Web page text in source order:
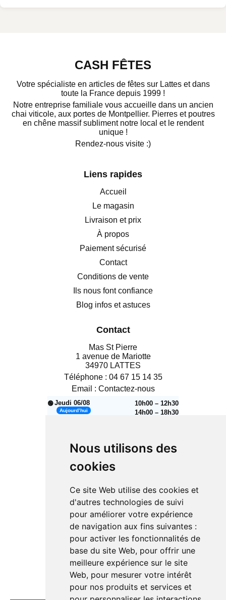
Nous utilisons des
cookies
Ce site Web utilise des cookies et
d'autres technologies de suivi
pour améliorer votre expérience
de navigation aux fins suivantes :
pour activer les fonctionnalités de
base du site Web, pour offrir une
meilleure expérience sur le site
Web, pour mesurer votre intérêt
pour nos produits et services et
CASH FÊTES
Votre spécialiste en articles de fêtes sur Lattes et dans
toute la France depuis 1999 !
Notre entreprise familiale vous accueille dans un ancien
chai viticole, aux portes de Montpellier. Pierres et poutres
en chêne massif subliment notre local et le rendent
unique !
Rendez-nous visite :)
Liens rapides
Accueil
Le magasin
Livraison et prix
À propos
Paiement sécurisé
Contact
Conditions de vente
Ils nous font confiance
Blog infos et astuces
Contact
Mas St Pierre
1 avenue de Mariotte
34970 LATTES
Téléphone : 04 67 15 14 35
Email : Contactez-nous
🟢Jeudi 06/08
Aujourd’hui
10h00 – 12h30
14h00 – 18h30
Samedi 08/08
10h00 – 12h30
Lundi 10/08 14h00 – 18h30
10h00 – 12h30
14h00 – 18h30
10h00 – 12h30
14h00 – 18h30
Jeudi 13/08
10h00 – 12h30